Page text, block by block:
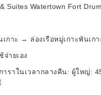
Suites Watertown Fort
กาะ → ล่องเรือหมู่เกาะพันเ
จ่ายเอง
ราในเวลากลางคืน: ผู้ใหญ่: